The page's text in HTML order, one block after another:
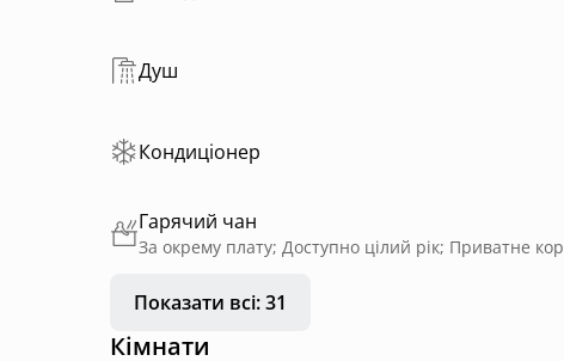
Душ
Кондиціонер
Гарячий чан
Показати всі: 31
Кімнати